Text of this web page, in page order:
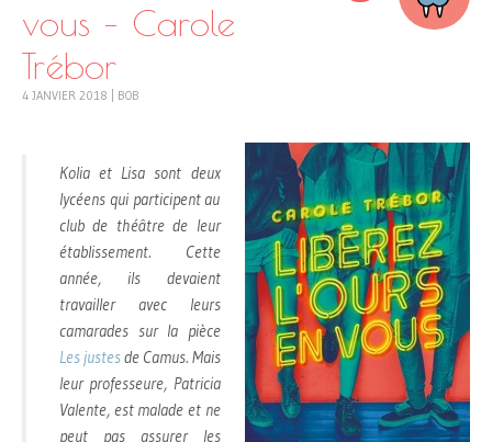
vous – Carole
Trébor
4 JANVIER 2018 BOB
Kolia et Lisa sont deux
lycéens qui participent au
club de théâtre de leur
établissement. Cette
année, ils devaient
travailler avec leurs
camarades sur la pièce
Les justesde Camus. Mais
leur professeure, Patricia
Valente, est malade et ne
peut pas assurer les